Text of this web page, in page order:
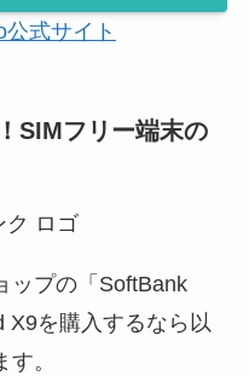
公式サイト
SIMフリー端末の
ップの「SoftBank
X9を購入するなら以
。